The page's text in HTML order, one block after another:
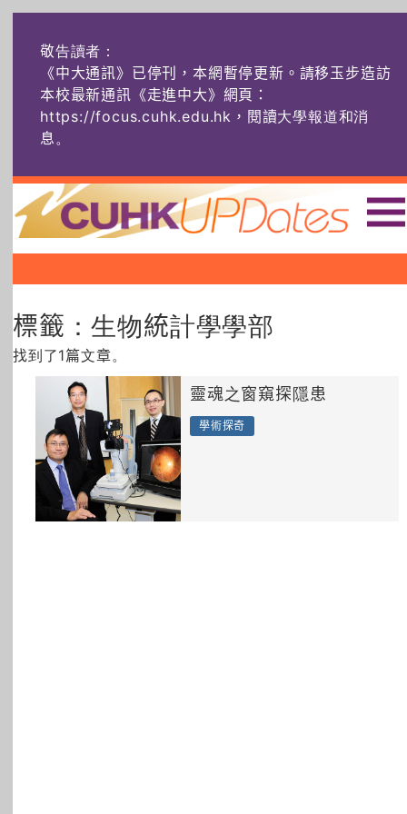
敬告讀者：
《中大通訊》已停刊，本網暫停更新。請移玉步造訪
本校最新通訊《走進中大》網頁：
https://focus.cuhk.edu.hk，閱讀大學報道和消
息。
主頁 |||
社創薈動 六物窺人
藝士匹靈 雅共賞 字裏科技
所有主題
標籤：生物統計學學部
找到了1篇文章。
靈魂之窗窺探隱患
學術探奇